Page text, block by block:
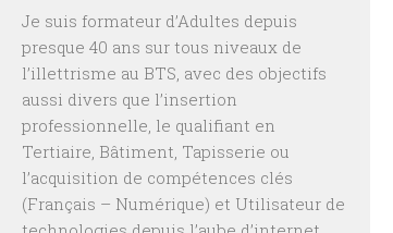
Je suis formateur d’Adultes depuis
presque 40 ans sur tous niveaux de
l’illettrisme au BTS, avec des objectifs
aussi divers que l’insertion
professionnelle, le qualifiant en
Tertiaire, Bâtiment, Tapisserie ou
l’acquisition de compétences clés
(Français – Numérique) et Utilisateur de